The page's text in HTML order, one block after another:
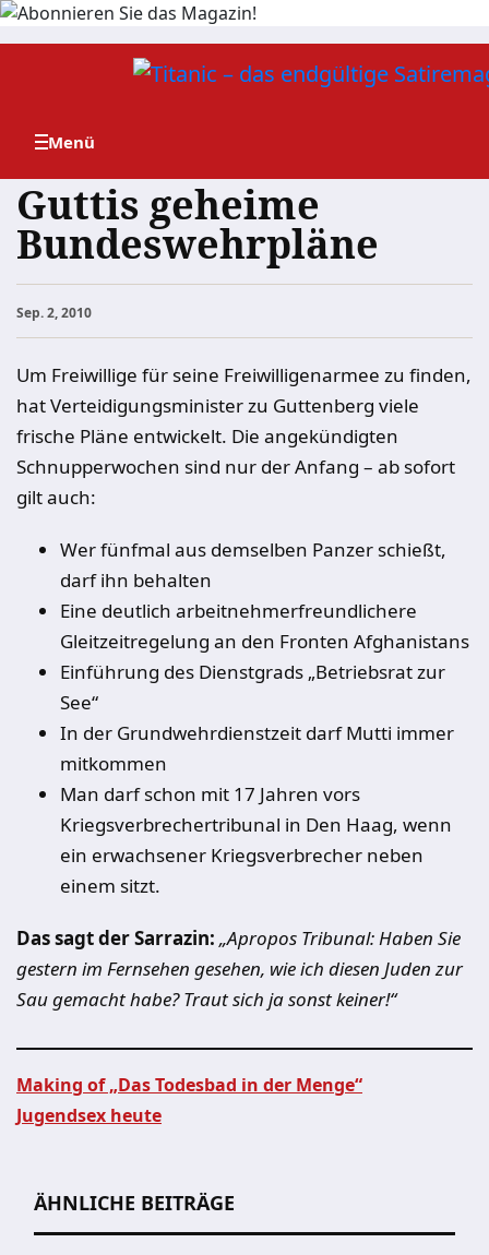
Zum
Guttis geheime
Bundeswehrpläne
Sep. 2, 2010
Um Freiwillige für seine Freiwilligenarmee zu finden,
hat Verteidigungsminister zu Guttenberg viele
frische Pläne entwickelt. Die angekündigten
Schnupperwochen sind nur der Anfang – ab sofort
gilt auch:
Wer fünfmal aus demselben Panzer schießt,
darf ihn behalten
Eine deutlich arbeitnehmerfreundlichere
Gleitzeitregelung an den Fronten Afghanistans
Einführung des Dienstgrads „Betriebsrat zur
See“
In der Grundwehrdienstzeit darf Mutti immer
mitkommen
Man darf schon mit 17 Jahren vors
Kriegsverbrechertribunal in Den Haag, wenn
ein erwachsener Kriegsverbrecher neben
einem sitzt.
Das sagt der Sarrazin: „Apropos Tribunal: Haben Sie
gestern im Fernsehen gesehen, wie ich diesen Juden zur
Sau gemacht habe? Traut sich ja sonst keiner!“
Making of „Das Todesbad in der Menge“
Jugendsex heute
ÄHNLICHE BEITRÄGE